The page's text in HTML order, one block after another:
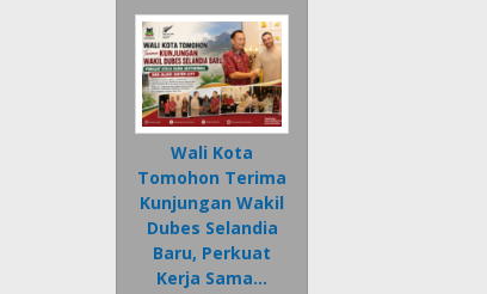
Wali Kota
Tomohon Terima
Kunjungan Wakil
Dubes Selandia
Baru, Perkuat
Kerja Sama…